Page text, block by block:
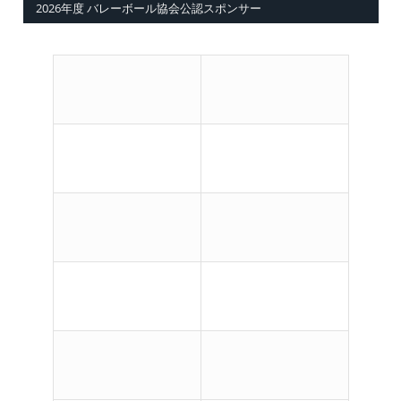
2026年度 バレーボール協会公認スポンサー